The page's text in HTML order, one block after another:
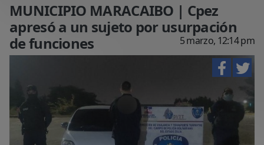
MUNICIPIO MARACAIBO | Cpez
apresó a un sujeto por usurpación
de funciones
5 marzo, 12:14 pm